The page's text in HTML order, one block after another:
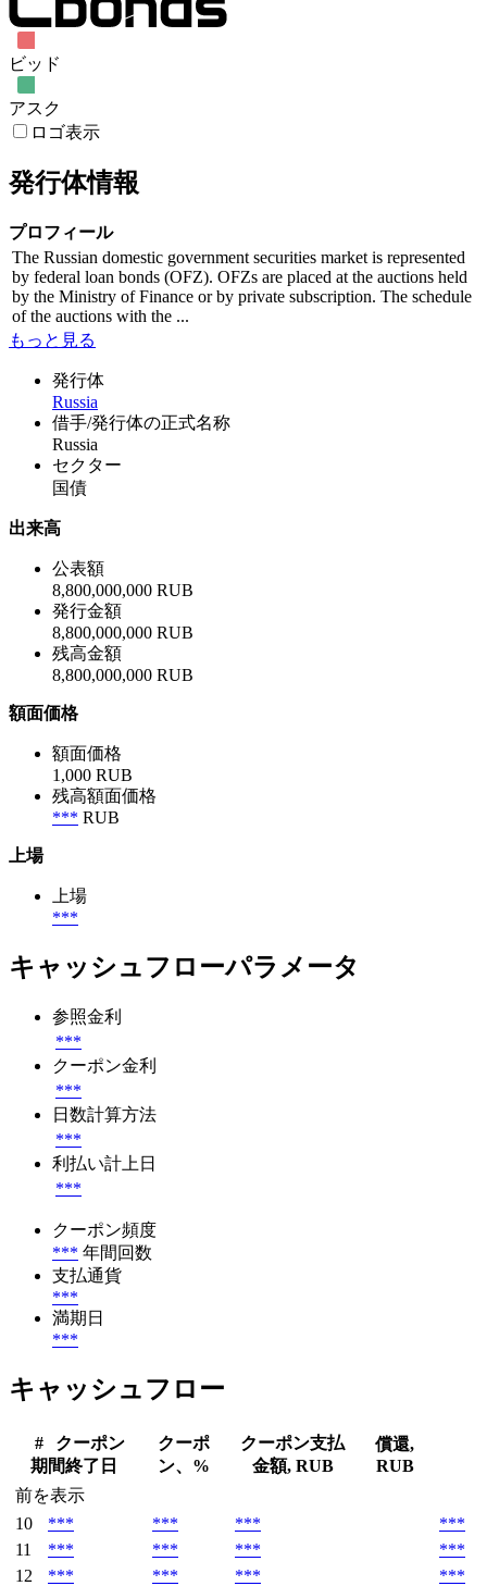
ビッド
アスク
ロゴ表示
発行体情報
プロフィール
The Russian domestic government securities market is represented
by federal loan bonds (OFZ). OFZs are placed at the auctions held
by the Ministry of Finance or by private subscription. The schedule
of the auctions with the ...
もっと見る
発行体
Russia
借手/発行体の正式名称
Russia
セクター
国債
出来高
公表額
8,800,000,000 RUB
発行金額
8,800,000,000 RUB
残高金額
8,800,000,000 RUB
額面価格
額面価格
1,000 RUB
残高額面価格
*** RUB
上場
上場
***
キャッシュフローパラメータ
参照金利
***
クーポン金利
***
日数計算方法
***
利払い計上日
***
クーポン頻度
*** 年間回数
支払通貨
***
満期日
***
キャッシュフロー
#
クーポン
期間終了日
クーポ
ン、%
クーポン支払
金額, RUB
償還,
RUB
前を表示
10
*** *** ***
***
11
*** *** ***
***
12
*** *** ***
***